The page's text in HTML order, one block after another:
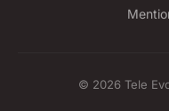
© 2026 Tele